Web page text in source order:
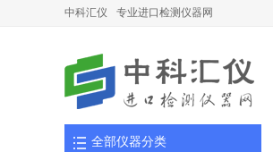
中科汇仪 专业进口检测仪器网
全部仪器分类